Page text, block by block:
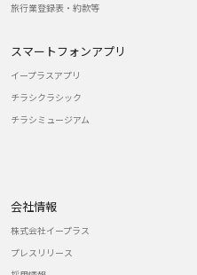
旅行業登録表・約款等
スマートフォンアプリ
イープラスアプリ
チラシクラシック
チラシミュージアム
会社情報
株式会社イープラス
プレスリリース